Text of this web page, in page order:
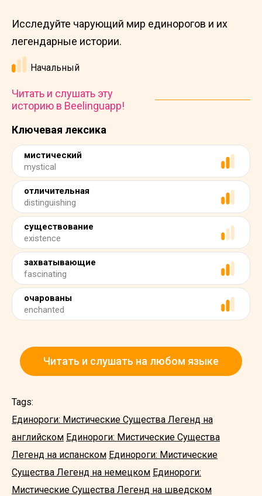
Ключевая лексика
мистический
mystical
отличительная
distinguishing
существование
existence
захватывающие
fascinating
очарованы
enchanted
Исследуйте чарующий мир единорогов и их
легендарные истории.
Начальный
Читать и слушать эту
историю в Beelinguapp!
Читать и слушать на любом языке
Tags:
Единороги: Мистические Существа Легенд на
английском Единороги: Мистические Существа
Легенд на испанском Единороги: Мистические
Существа Легенд на немецком Единороги:
Мистические Существа Легенд на шведском